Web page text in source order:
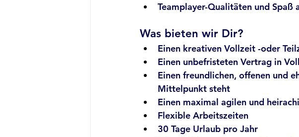
Teamplayer-Qualitäten und Spaß
Was bieten wir Dir?
Einen kreativen Vollzeit -oder
Einen unbefristeten Vertrag in
Einen freundlichen, offenen und
Mittelpunkt steht
Einen maximal agilen und
Flexible Arbeitszeiten
30 Tage Urlaub pro Jahr